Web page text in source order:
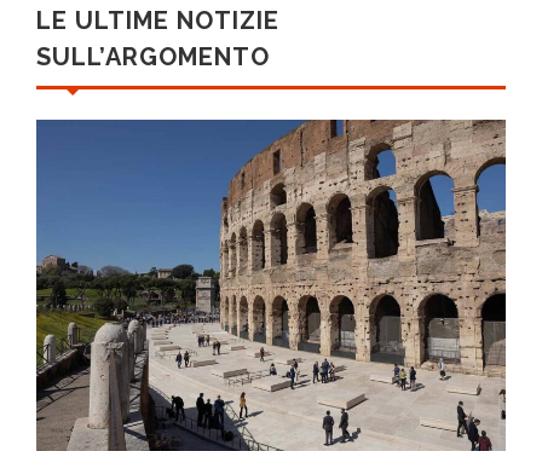
LE ULTIME NOTIZIE
SULL’ARGOMENTO